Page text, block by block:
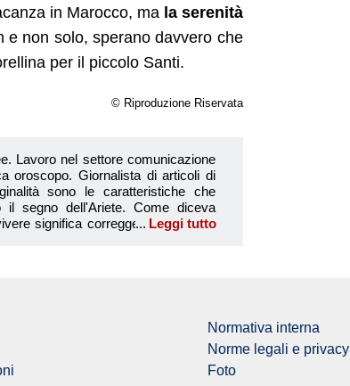
in Marocco, ma la serenità
e non solo, sperano davvero che
per il piccolo Santi.
© Riproduzione Riservata
Lavoro nel settore comunicazione
oroscopo. Giornalista di articoli di
sono le caratteristiche che
segno dell'Ariete. Come diceva
significa correggere giorno per
Leggi tutto
Normativa interna
Norme legali e privacy
Foto